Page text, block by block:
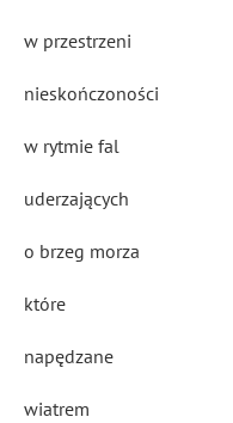
w przestrzeni
nieskończoności
w rytmie fal
uderzających
o brzeg morza
które
napędzane
wiatrem